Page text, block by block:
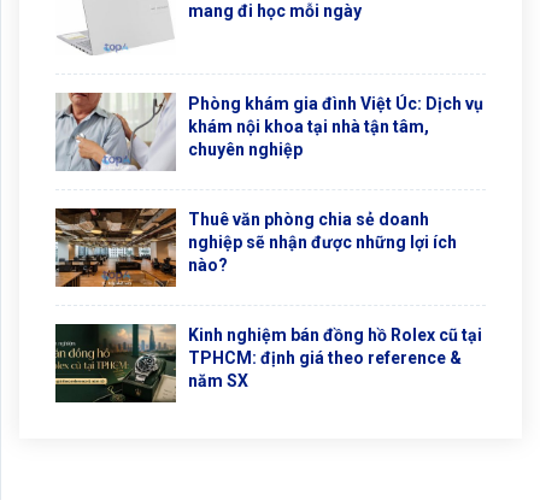
mang đi học mỗi ngày
Phòng khám gia đình Việt Úc: Dịch vụ
khám nội khoa tại nhà tận tâm,
chuyên nghiệp
Thuê văn phòng chia sẻ doanh
nghiệp sẽ nhận được những lợi ích
nào?
Kinh nghiệm bán đồng hồ Rolex cũ tại
TPHCM: định giá theo reference &
năm SX